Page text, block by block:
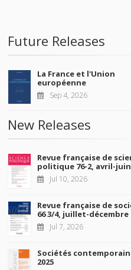
Future Releases
La France et l'Union
européenne
Sep 4, 2026
New Releases
Revue française de
politique 76-2, avril-juin
Jul 10, 2026
Revue française de
66 3/4, juillet-décembre
Jul 7, 2026
Sociétés
2025